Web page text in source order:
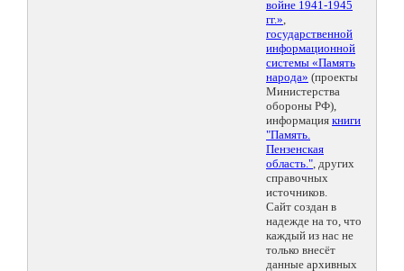
войне 1941-1945
гг.»,
государственной
информационной
системы «Память
народа» (проекты
Министерства
обороны РФ),
информация книги
"Память.
Пензенская
область.", других
справочных
источников.
Сайт создан в
надежде на то, что
каждый из нас не
только внесёт
данные архивных